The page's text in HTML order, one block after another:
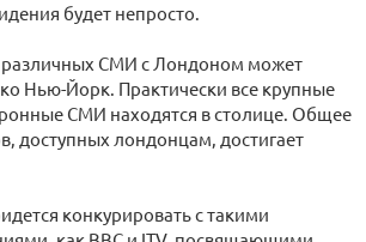
будет непросто.
различных СМИ с Лондоном может
Нью-Йорк. Практически все крупные
СМИ находятся в столице. Общее
доступных лондонцам, достигает
конкурировать с такими